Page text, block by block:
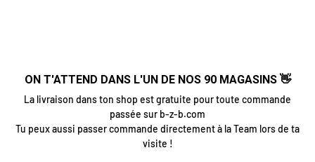
ON T'ATTEND DANS L'UN DE NOS 90 MAGASINS 👋
La livraison dans ton shop est gratuite pour toute commande
passée sur b-z-b.com
Tu peux aussi passer commande directement à la Team lors de ta
visite !